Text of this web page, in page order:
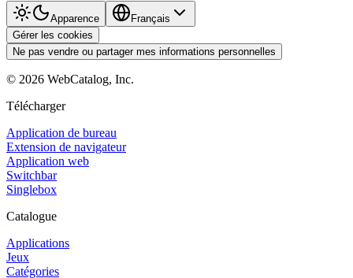
Apparence
Français
Gérer les cookies
Ne pas vendre ou partager mes informations personnelles
© 2026 WebCatalog, Inc.
Télécharger
Application de bureau
Extension de navigateur
Application web
Switchbar
Singlebox
Catalogue
Applications
Jeux
Catégories